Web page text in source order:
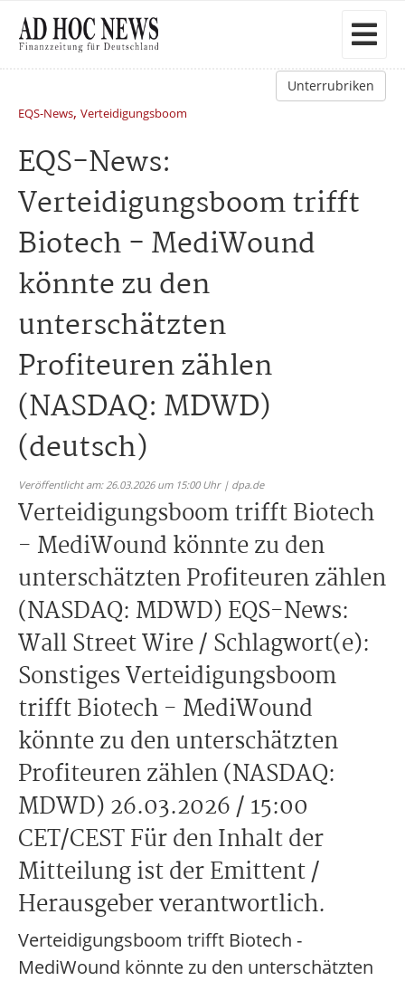
Unterrubriken
EQS-News, Verteidigungsboom
EQS-News:
Verteidigungsboom trifft
Biotech - MediWound
könnte zu den
unterschätzten
Profiteuren zählen
(NASDAQ: MDWD)
(deutsch)
Veröffentlicht am: 26.03.2026 um 15:00 Uhr | dpa.de
Verteidigungsboom trifft Biotech
- MediWound könnte zu den
unterschätzten Profiteuren zählen
(NASDAQ: MDWD) EQS-News:
Wall Street Wire / Schlagwort(e):
Sonstiges Verteidigungsboom
trifft Biotech - MediWound
könnte zu den unterschätzten
Profiteuren zählen (NASDAQ:
MDWD) 26.03.2026 / 15:00
CET/CEST Für den Inhalt der
Mitteilung ist der Emittent /
Herausgeber verantwortlich.
Verteidigungsboom trifft Biotech -
MediWound könnte zu den unterschätzten